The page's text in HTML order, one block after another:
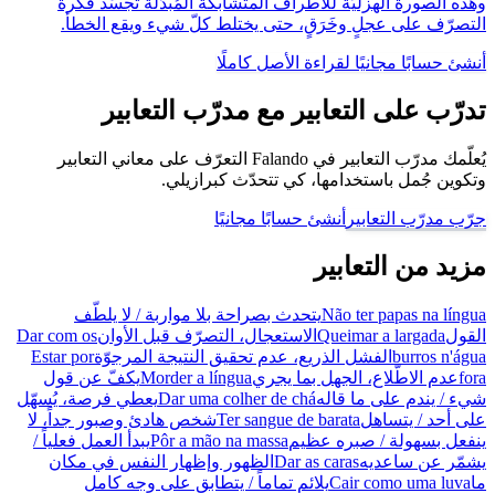
التصرّف على عجلٍ وخَرَقٍ، حتى يختلط كلّ شيء ويقع الخطأ.
أنشئ حسابًا مجانيًا لقراءة الأصل كاملًا
تدرّب على التعابير مع مدرّب التعابير
يُعلّمك مدرّب التعابير في Falando التعرّف على معاني التعابير
وتكوين جُمل باستخدامها، كي تتحدّث كبرازيلي.
جرّب مدرّب التعابير أنشئ حسابًا مجانيًا
مزيد من التعابير
Não ter papas na línguaيتحدث بصراحة بلا مواربة / لا يلطّف
القولQueimar a largada الاستعجال، التصرّف قبل الأوانDar com os
burros n'água الفشل الذريع، عدم تحقيق النتيجة المرجوّةEstar por
foraعدم الاطّلاع، الجهل بما يجريMorder a línguaيكفّ عن قول
شيء / يندم على ما قالهDar uma colher de cháيعطي فرصة، يُسهّل
على أحد / يتساهلTer sangue de barataشخص هادئ وصبور جداً، لا
ينفعل بسهولة / صبره عظيمPôr a mão na massaيبدأ العمل فعلياً /
يشمّر عن ساعديهDar as caras الظهور وإظهار النفس في مكان
ماCair como uma luvaيلائم تماماً / يتطابق على وجه كامل